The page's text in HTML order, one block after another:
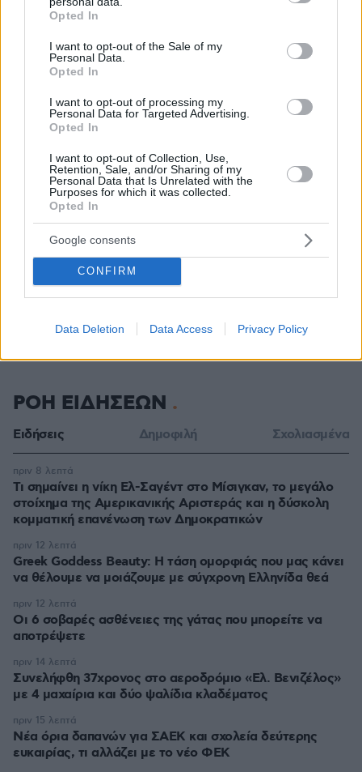
grant or deny consent to Google and its third-party tags to
use your data for below specified purposes in below Google
consent section.
Opted In
I want to opt-out of the Sale of my
Personal Data.
Opted In
I want to opt-out of processing my
Personal Data for Targeted Advertising.
Opted In
I want to opt-out of Collection, Use,
Retention, Sale, and/or Sharing of my
Personal Data that Is Unrelated with the
Purposes for which it was collected.
Opted In
Google consents
CONFIRM
Data Deletion Data Access Privacy Policy
ΣΧΌΛΙΟ *
Απομένουν2500χαρακτήρες
* Υποχρεωτικά πεδία
ΡΟΗ ΕΙΔΗΣΕΩΝ
Ειδήσεις Δημοφιλή Σχολιασμένα
Τι σημαίνει η νίκη Ελ-Σαγέντ στο Μίσιγκαν, το μεγάλο
στοίχημα της Aμερικανικής Αριστεράς και η δύσκολη
κομματική επανένωση των Δημοκρατικών
πριν 8 λεπτά
Greek Goddess Beauty: Η τάση ομορφιάς που μας κάνει
να θέλουμε να μοιάζουμε με σύγχρονη Ελληνίδα θεά
πριν 12 λεπτά
Οι 6 σοβαρές ασθένειες της γάτας που μπορείτε να
αποτρέψετε
πριν 12 λεπτά
Συνελήφθη 37χρονος στο αεροδρόμιο «Ελ. Βενιζέλος»
με 4 μαχαίρια και δύο ψαλίδια κλαδέματος
πριν 14 λεπτά
Νέα όρια δαπανών για ΣΑΕΚ και σχολεία δεύτερης
ευκαιρίας, τι αλλάζει με το νέο ΦΕΚ
πριν 15 λεπτά